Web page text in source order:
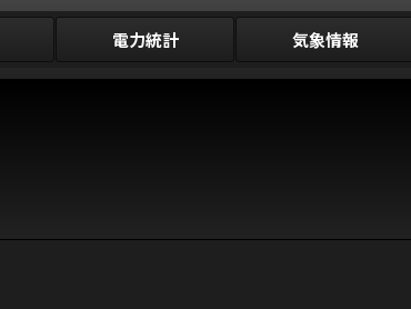
電力統計 気象情報